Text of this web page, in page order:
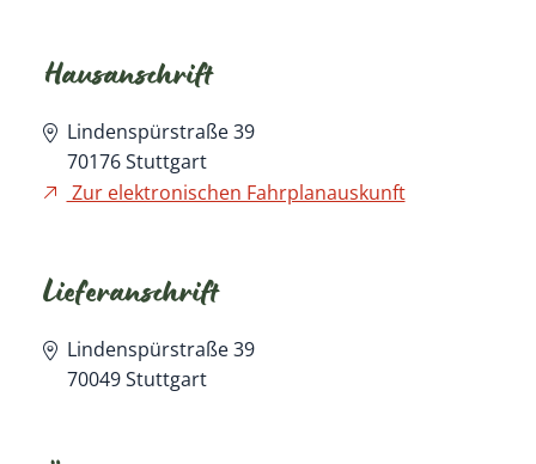
Hausanschrift
Lindenspürstraße 39
70176 Stuttgart
Zur elektronischen Fahrplanauskunft
Lieferanschrift
Lindenspürstraße 39
70049 Stuttgart